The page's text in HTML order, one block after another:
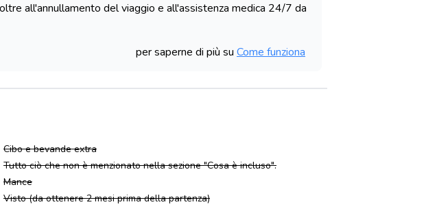
all'annullamento del viaggio e all'assistenza medica 24/7 da
per saperne di più su Come funziona
Cibo e bevande extra
Tutto ciò che non è menzionato nella sezione "Cosa è incluso".
Mance
Visto (da ottenere 2 mesi prima della partenza)